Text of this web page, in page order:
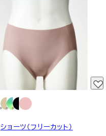
ショーツ（フリーカット）